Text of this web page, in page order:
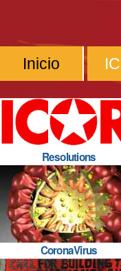
Inicio
Resolutions
CoronaVirus